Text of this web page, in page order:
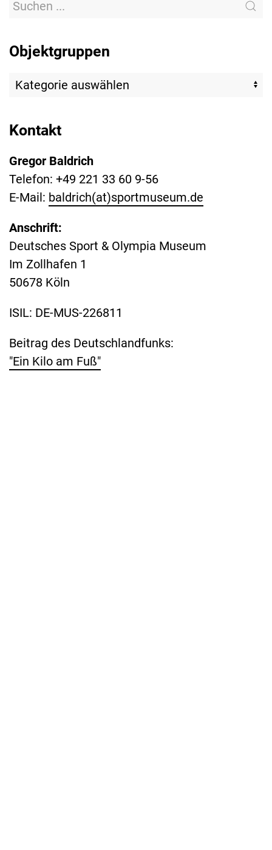
Objektgruppen
Kontakt
Gregor Baldrich
Telefon: +49 221 33 60 9-56
E-Mail: baldrich(at)sportmuseum.de
Anschrift:
Deutsches Sport & Olympia Museum
Im Zollhafen 1
50678 Köln
ISIL: DE-MUS-226811
Beitrag des Deutschlandfunks:
"Ein Kilo am Fuß"